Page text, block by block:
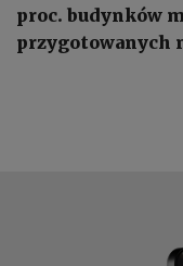
proc. budynków
przygotowanych